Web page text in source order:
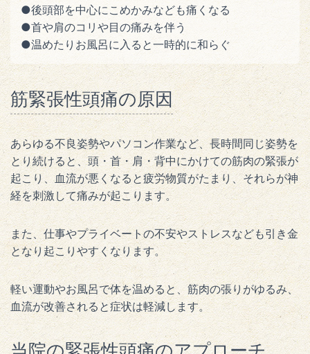
●後頭部を中心にこめかみなども痛くなる
●首や肩のコリや目の痛みを伴う
●温めたりお風呂に入ると一時的に和らぐ
筋緊張性頭痛の原因
あらゆる不良姿勢やパソコン作業など、長時間同じ姿勢を
とり続けると、頭・首・肩・背中にかけての筋肉の緊張が
起こり、血流が悪くなると疲労物質がたまり、それらが神
経を刺激して痛みが起こります。
また、仕事やプライベートの不安やストレスなども引き金
となり起こりやすくなります。
軽い運動やお風呂で体を温めると、筋肉の張りがゆるみ、
血流が改善されると症状は軽減します。